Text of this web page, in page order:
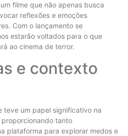
filme que não apenas busca
reflexões e emoções
Com o lançamento se
estarão voltados para o que
ao cinema de terror.
e contexto
teve um papel significativo na
tanto
plataforma para explorar medos e